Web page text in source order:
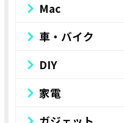
Mac
車・バイク
DIY
家電